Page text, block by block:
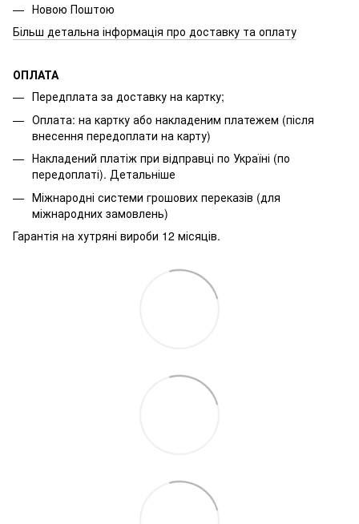
Новою Поштою
Більш детальна інформація про доставку та оплату
ОПЛАТА
Передплата за доставку на картку;
Оплата: на картку або накладеним платежем (після
внесення передоплати на карту)
Накладений платіж при відправці по Україні (по
передоплаті). Детальніше
Міжнародні системи грошових переказів (для
міжнародних замовлень)
Гарантія на хутряні вироби 12 місяців.